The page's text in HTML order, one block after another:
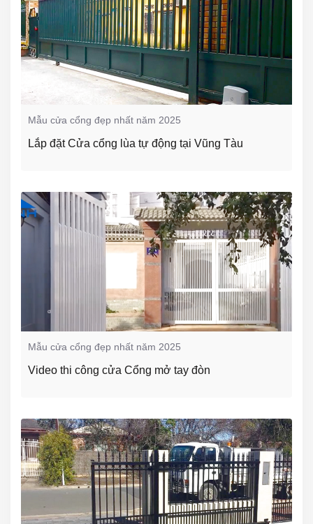
Mẫu cửa cổng đẹp nhất năm 2025
Lắp đặt Cửa cổng lùa tự động tại Vũng Tàu
Mẫu cửa cổng đẹp nhất năm 2025
Video thi công cửa Cổng mở tay đòn